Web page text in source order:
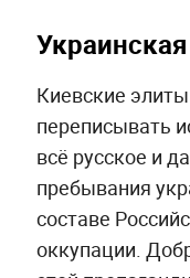
Киевские
переписывать
всё русское и
пребывания
составе
оккупации.